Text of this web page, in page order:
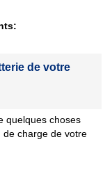
de votre
quelques choses
de charge de votre